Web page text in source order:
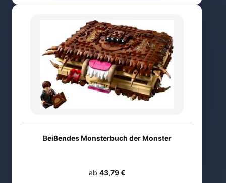
Beißendes Monsterbuch der Monster
ab 43,79 €